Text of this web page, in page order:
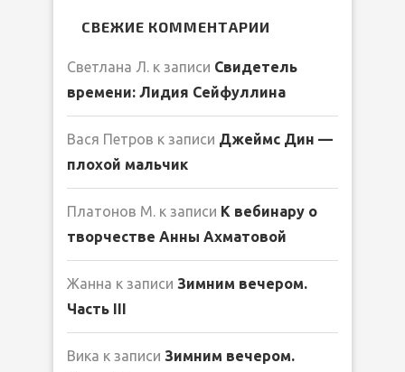
СВЕЖИЕ КОММЕНТАРИИ
Светлана Л. к записи Свидетель
времени: Лидия Сейфуллина
Вася Петров к записи Джеймс Дин —
плохой мальчик
Платонов М. к записи К вебинару о
творчестве Анны Ахматовой
Жанна к записи Зимним вечером.
Часть III
Вика к записи Зимним вечером.